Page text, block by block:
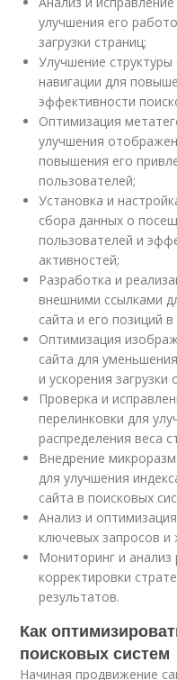
улучшения его
загрузки страниц;
Улучшение
навигации для
эффективности
Оптимизация
улучшения
повышения его
пользователей;
Установка и
сбора данных о
пользователей и
активностей;
Разработка и
внешними ссылками
сайта и его позиций
Оптимизация
сайта для
и ускорения загрузки
Проверка и
перелинковки для
распределения веса
Внедрение
для улучшения
сайта в поисковых
Анализ и
ключевых запросов и
Мониторинг и анализ
корректировки
результатов.
Как
поисковых систем
Начиная продвижение